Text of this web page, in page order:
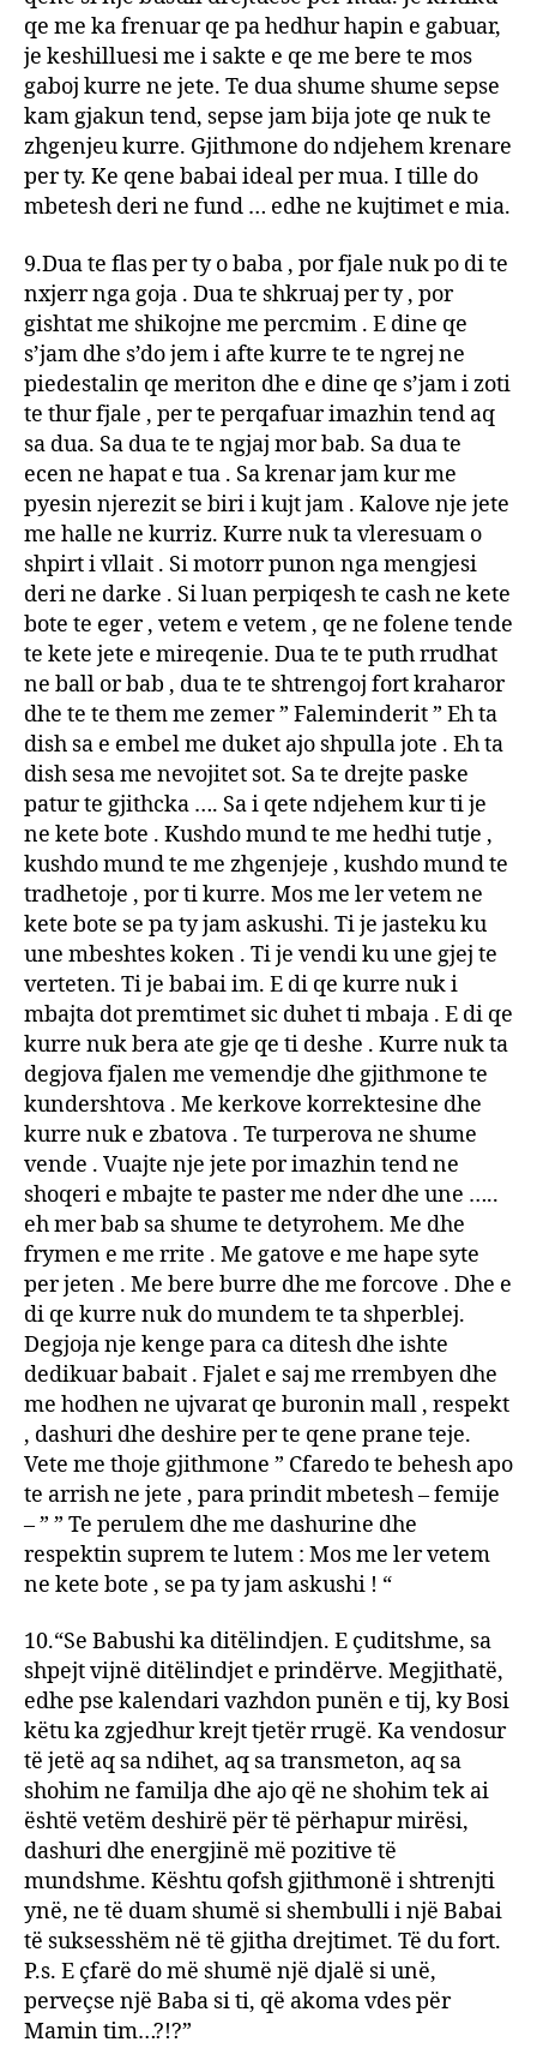
qe me ka frenuar qe pa hedhur hapin e gabuar,
je keshilluesi me i sakte e qe me bere te mos
gaboj kurre ne jete. Te dua shume shume sepse
kam gjakun tend, sepse jam bija jote qe nuk te
zhgenjeu kurre. Gjithmone do ndjehem krenare
per ty. Ke qene babai ideal per mua. I tille do
mbetesh deri ne fund … edhe ne kujtimet e mia.
9.Dua te flas per ty o baba , por fjale nuk po di te
nxjerr nga goja . Dua te shkruaj per ty , por
gishtat me shikojne me percmim . E dine qe
s’jam dhe s’do jem i afte kurre te te ngrej ne
piedestalin qe meriton dhe e dine qe s’jam i zoti
te thur fjale , per te perqafuar imazhin tend aq
sa dua. Sa dua te te ngjaj mor bab. Sa dua te
ecen ne hapat e tua . Sa krenar jam kur me
pyesin njerezit se biri i kujt jam . Kalove nje jete
me halle ne kurriz. Kurre nuk ta vleresuam o
shpirt i vllait . Si motorr punon nga mengjesi
deri ne darke . Si luan perpiqesh te cash ne kete
bote te eger , vetem e vetem , qe ne folene tende
te kete jete e mireqenie. Dua te te puth rrudhat
ne ball or bab , dua te te shtrengoj fort kraharor
dhe te te them me zemer ” Faleminderit ” Eh ta
dish sa e embel me duket ajo shpulla jote . Eh ta
dish sesa me nevojitet sot. Sa te drejte paske
patur te gjithcka …. Sa i qete ndjehem kur ti je
ne kete bote . Kushdo mund te me hedhi tutje ,
kushdo mund te me zhgenjeje , kushdo mund te
tradhetoje , por ti kurre. Mos me ler vetem ne
kete bote se pa ty jam askushi. Ti je jasteku ku
une mbeshtes koken . Ti je vendi ku une gjej te
verteten. Ti je babai im. E di qe kurre nuk i
mbajta dot premtimet sic duhet ti mbaja . E di qe
kurre nuk bera ate gje qe ti deshe . Kurre nuk ta
degjova fjalen me vemendje dhe gjithmone te
kundershtova . Me kerkove korrektesine dhe
kurre nuk e zbatova . Te turperova ne shume
vende . Vuajte nje jete por imazhin tend ne
shoqeri e mbajte te paster me nder dhe une …..
eh mer bab sa shume te detyrohem. Me dhe
frymen e me rrite . Me gatove e me hape syte
per jeten . Me bere burre dhe me forcove . Dhe e
di qe kurre nuk do mundem te ta shperblej.
Degjoja nje kenge para ca ditesh dhe ishte
dedikuar babait . Fjalet e saj me rrembyen dhe
me hodhen ne ujvarat qe buronin mall , respekt
, dashuri dhe deshire per te qene prane teje.
Vete me thoje gjithmone ” Cfaredo te behesh apo
te arrish ne jete , para prindit mbetesh – femije
– ” ” Te perulem dhe me dashurine dhe
respektin suprem te lutem : Mos me ler vetem
ne kete bote , se pa ty jam askushi ! “
10.“Se Babushi ka ditëlindjen. E çuditshme, sa
shpejt vijnë ditëlindjet e prindërve. Megjithatë,
edhe pse kalendari vazhdon punën e tij, ky Bosi
këtu ka zgjedhur krejt tjetër rrugë. Ka vendosur
të jetë aq sa ndihet, aq sa transmeton, aq sa
shohim ne familja dhe ajo që ne shohim tek ai
është vetëm deshirë për të përhapur mirësi,
dashuri dhe energjinë më pozitive të
mundshme. Kështu qofsh gjithmonë i shtrenjti
ynë, ne të duam shumë si shembulli i një Babai
të suksesshëm në të gjitha drejtimet. Të du fort.
P.s. E çfarë do më shumë një djalë si unë,
perveçse një Baba si ti, që akoma vdes për
Mamin tim…?!?”